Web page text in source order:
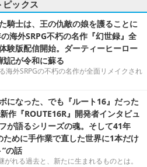
ピックス
騎士は、王の仇敵の娘を護ることに
海外SRPG不朽の名作『幻世録』全
験版配信開始。ダーティーヒーロー
記が令和に蘇る
海外SRPGの不朽の名作が全面リメイクされ
になった、でも『ルート16』だった
作『ROUTE16R』開発者インタビュ
が語るシリーズの魂。そして41年
ために手作業で直した世界に1本だけ
の話
がれる過去と、新たに生まれるものとは。